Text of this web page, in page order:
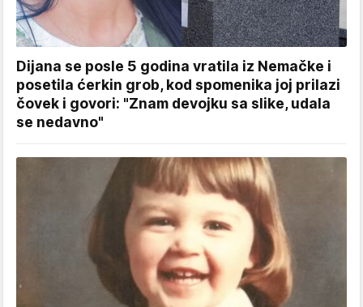
Dijana se posle 5 godina vratila iz Nemačke i
posetila ćerkin grob, kod spomenika joj prilazi
čovek i govori: "Znam devojku sa slike, udala
se nedavno"